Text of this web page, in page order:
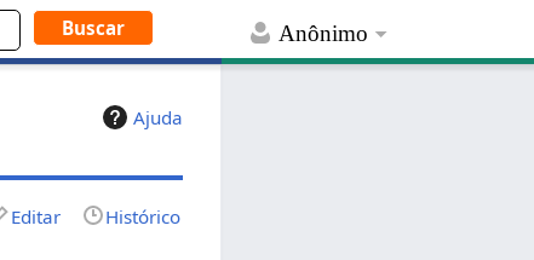
Anônimo
Ajuda
Editar Histórico